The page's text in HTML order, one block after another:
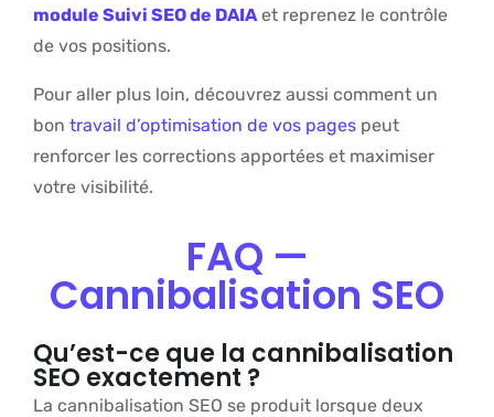
module Suivi SEO de DAIAet reprenez le contrôle
de vos positions.
Pour aller plus loin, découvrez aussi comment un
bon travail d’optimisation de vos pages peut
renforcer les corrections apportées et maximiser
votre visibilité.
FAQ —
Cannibalisation SEO
Qu’est-ce que la cannibalisation
SEO exactement ?
La cannibalisation SEO se produit lorsque deux